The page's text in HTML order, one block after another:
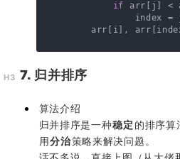
if arr[j] <
index =
arr[i],
7. 归并排序
算法介绍
归并排序是一种稳定 的排序算
用分治策略来解决问题。